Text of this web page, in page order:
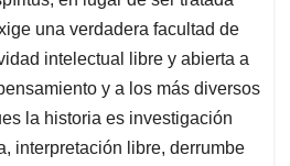
una verdadera facultad de
intelectual libre y abierta a
y a los más diversos
la historia es investigación
interpretación libre, derrumbe